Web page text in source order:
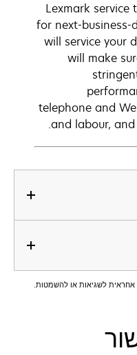
Lexmark
for next-business-
will service your
will make
telephone and
and labour,